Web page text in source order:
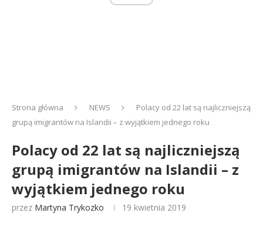
Strona główna NEWS
Polacy od 22 lat są najliczniejszą
grupą imigrantów na Islandii – z wyjątkiem jednego roku
Polacy od 22 lat są najliczniejszą
grupą imigrantów na Islandii – z
wyjątkiem jednego roku
przez Martyna Trykozko 19 kwietnia 2019